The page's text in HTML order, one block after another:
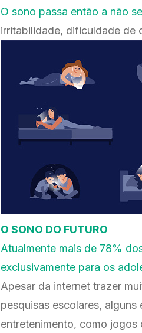
O sono passa então a não
irritabilidade, dificuldade de
O SONO DO FUTURO
Atualmente mais de 78%
exclusivamente para os
Apesar da internet trazer
pesquisas escolares,
entretenimento, como jogos